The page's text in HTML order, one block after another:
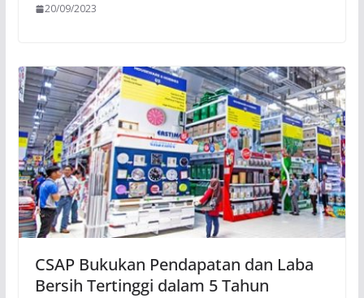
20/09/2023
CSAP Bukukan Pendapatan dan Laba
Bersih Tertinggi dalam 5 Tahun